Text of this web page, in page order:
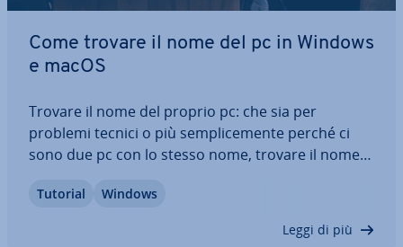
Come trovare il nome del pc in Windows
e macOS
Trovare il nome del proprio pc: che sia per
problemi tecnici o più sem­pli­ce­men­te perché ci
sono due pc con lo stesso nome, trovare il nome
collegati a una rete. Ma come trovare il nome del
Tutorial Windows
Leggi di più